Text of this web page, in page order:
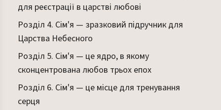
для реєстрації в царстві любові
Розділ 4. Сім'я — зразковий підручник для
Царства Небесного
Розділ 5. Сім'я — це ядро, в якому
сконцентрована любов трьох епох
Розділ 6. Сім'я — це місце для тренування
серця